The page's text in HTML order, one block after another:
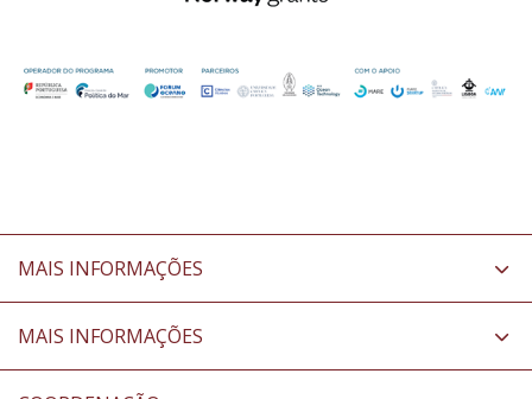
MAIS INFORMAÇÕES
MAIS INFORMAÇÕES